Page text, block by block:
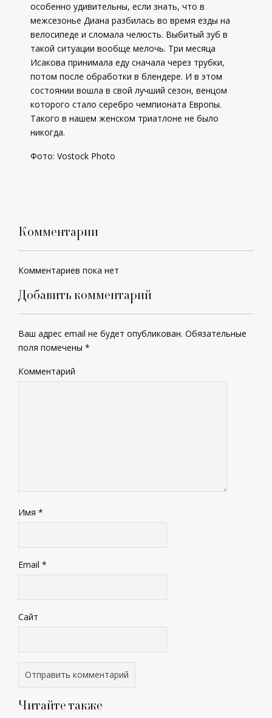
особенно удивительны, если знать, что в
межсезонье Диана разбилась во время езды на
велосипеде и сломала челюсть. Выбитый зуб в
такой ситуации вообще мелочь. Три месяца
Исакова принимала еду сначала через трубки,
потом после обработки в блендере. И в этом
состоянии вошла в свой лучший сезон, венцом
которого стало серебро чемпионата Европы.
Такого в нашем женском триатлоне не было
никогда.
Фото: Vostock Photo
Комментарии
Комментариев пока нет
Добавить комментарий
Ваш адрес email не будет опубликован. Обязательные
поля помечены *
Комментарий
Имя *
Email *
Сайт
Читайте также